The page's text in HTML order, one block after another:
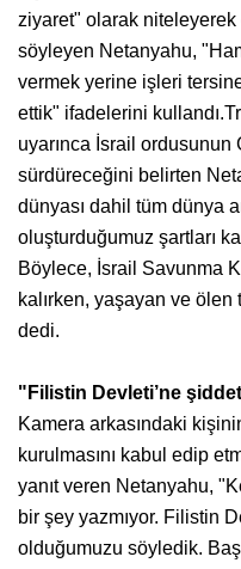
ziyaret" olarak
söyleyen Netanyahu,
vermek yerine işleri
ettik" ifadelerini
uyarınca İsrail ordusunun
sürdüreceğini belirten
dünyası dahil tüm dünya
oluşturduğumuz şartları
Böylece, İsrail Savunma
kalırken, yaşayan ve
dedi.
"Filistin Devleti’ne
Kamera arkasındaki
kurulmasını kabul edip
yanıt veren Netanyahu,
bir şey yazmıyor. Filistin
olduğumuzu söyledik.